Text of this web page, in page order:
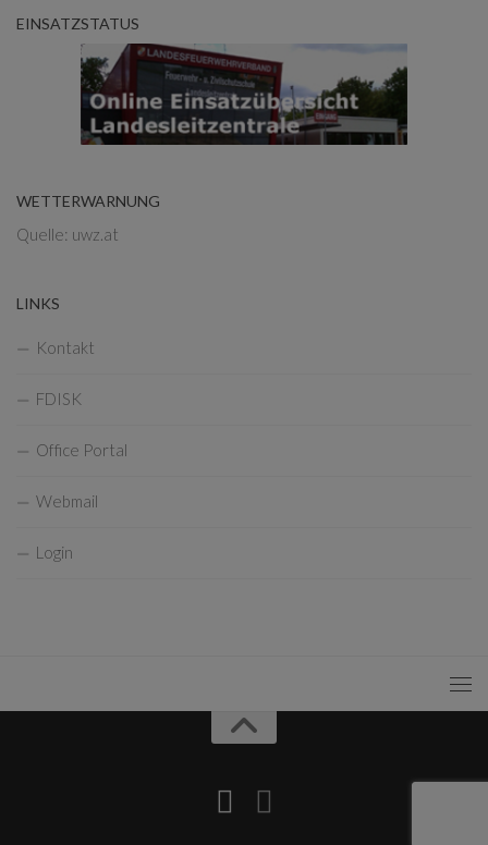
EINSATZSTATUS
WETTERWARNUNG
Quelle: uwz.at
LINKS
Kontakt
FDISK
Office Portal
Webmail
Login